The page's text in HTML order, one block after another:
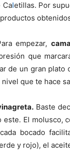
Caletillas. Por
empezar,
que
de un gran plato
que te hace
Baste
este. El molusco,
bocado
y rojo), el